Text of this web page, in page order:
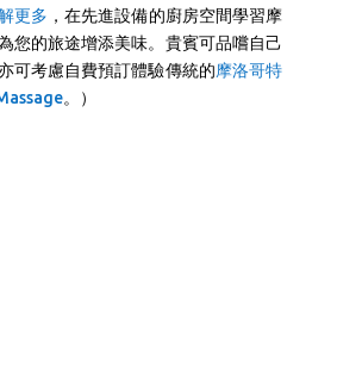
更多 ，在先進設備的廚房空間學習摩
您的旅途增添美味。貴賓可品嚐自己
可考慮自費預訂體驗傳統的摩洛哥特
。）